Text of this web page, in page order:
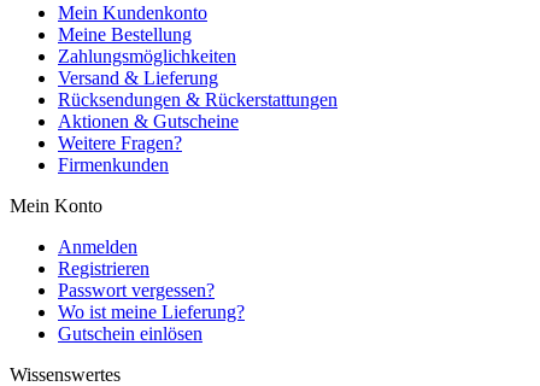
Mein Kundenkonto
Meine Bestellung
Zahlungsmöglichkeiten
Versand & Lieferung
Rücksendungen & Rückerstattungen
Aktionen & Gutscheine
Weitere Fragen?
Firmenkunden
Mein Konto
Anmelden
Registrieren
Passwort vergessen?
Wo ist meine Lieferung?
Gutschein einlösen
Wissenswertes